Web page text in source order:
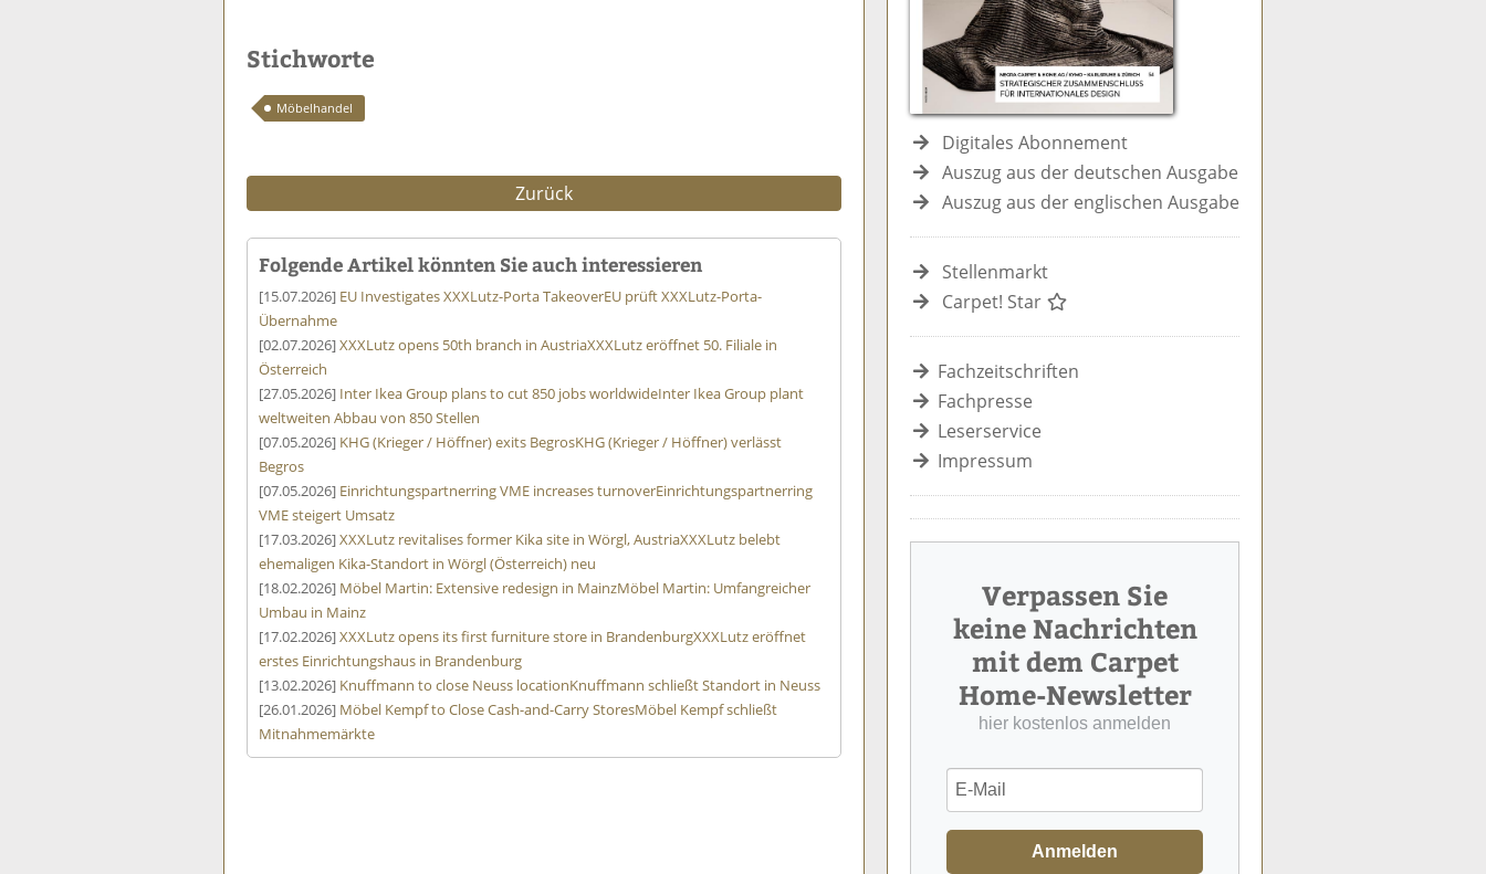
Stichworte
Möbelhandel
Zurück
Folgende Artikel könnten Sie auch interessieren
[15.07.2026] EU Investigates XXXLutz-Porta TakeoverEU prüft XXXLutz-Porta-
Übernahme
[02.07.2026]XXXLutz opens 50th branch in AustriaXXXLutz eröffnet 50. Filiale in
Österreich
[27.05.2026] Inter Ikea Group plans to cut 850 jobs worldwideInter Ikea Group plant
weltweiten Abbau von 850 Stellen
[07.05.2026] KHG (Krieger / Höffner) exits BegrosKHG (Krieger / Höffner) verlässt
Begros
[07.05.2026] Einrichtungspartnerring VME increases turnoverEinrichtungspartnerring
VME steigert Umsatz
[17.03.2026]XXXLutz revitalises former Kika site in Wörgl, AustriaXXXLutz belebt
ehemaligen Kika-Standort in Wörgl (Österreich) neu
[18.02.2026] Möbel Martin: Extensive redesign in MainzMöbel Martin: Umfangreicher
Umbau in Mainz
[17.02.2026]XXXLutz opens its first furniture store in BrandenburgXXXLutz eröffnet
erstes Einrichtungshaus in Brandenburg
[13.02.2026] Knuffmann to close Neuss locationKnuffmann schließt Standort in Neuss
[26.01.2026] Möbel Kempf to Close Cash-and-Carry StoresMöbel Kempf schließt
Mitnahmemärkte
Digitales Abonnement
Auszug aus der deutschen Ausgabe
Auszug aus der englischen Ausgabe
Stellenmarkt
Carpet! Star
Fachzeitschriften
Fachpresse
Leserservice
Impressum
Verpassen Sie
keine Nachrichten
mit dem Carpet
Home-Newsletter
hier kostenlos anmelden
Anmelden